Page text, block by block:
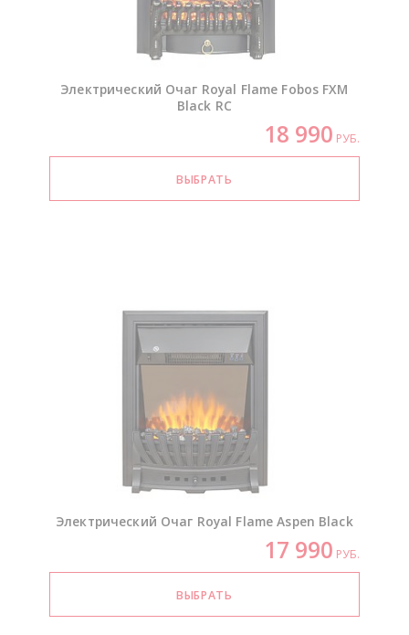
Электрический Очаг Royal Flame Fobos FXM
Black RC
18 990 РУБ.
Электрический Очаг Royal Flame Aspen Black
17 990 РУБ.